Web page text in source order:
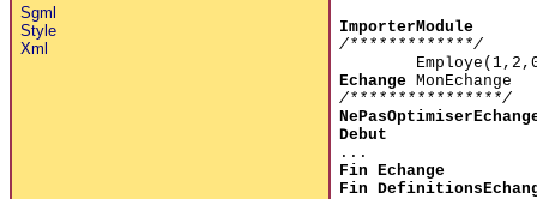
Sgml
Style
Xml
ImporterModule
/*************/
EchangeMonEchange
/****************/
Debut
...
Fin Echange
Fin